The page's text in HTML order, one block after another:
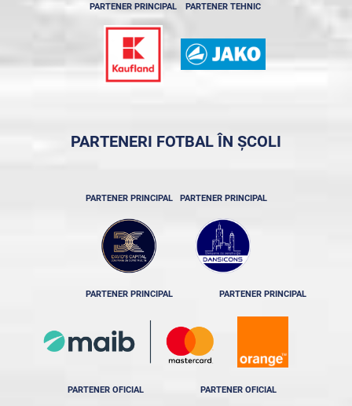
PARTENER PRINCIPAL PARTENER TEHNIC
PARTENERI FOTBAL ÎN ȘCOLI
PARTENER PRINCIPAL PARTENER PRINCIPAL
PARTENER PRINCIPAL PARTENER PRINCIPAL
PARTENER OFICIAL PARTENER OFICIAL